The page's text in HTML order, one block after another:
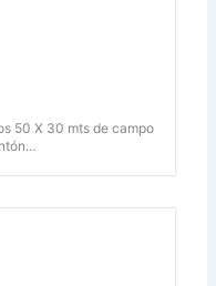
50 X 30 mts de campo